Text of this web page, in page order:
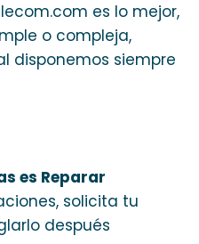
es lo mejor,
o compleja,
disponemos siempre
es Reparar
solicita tu
después